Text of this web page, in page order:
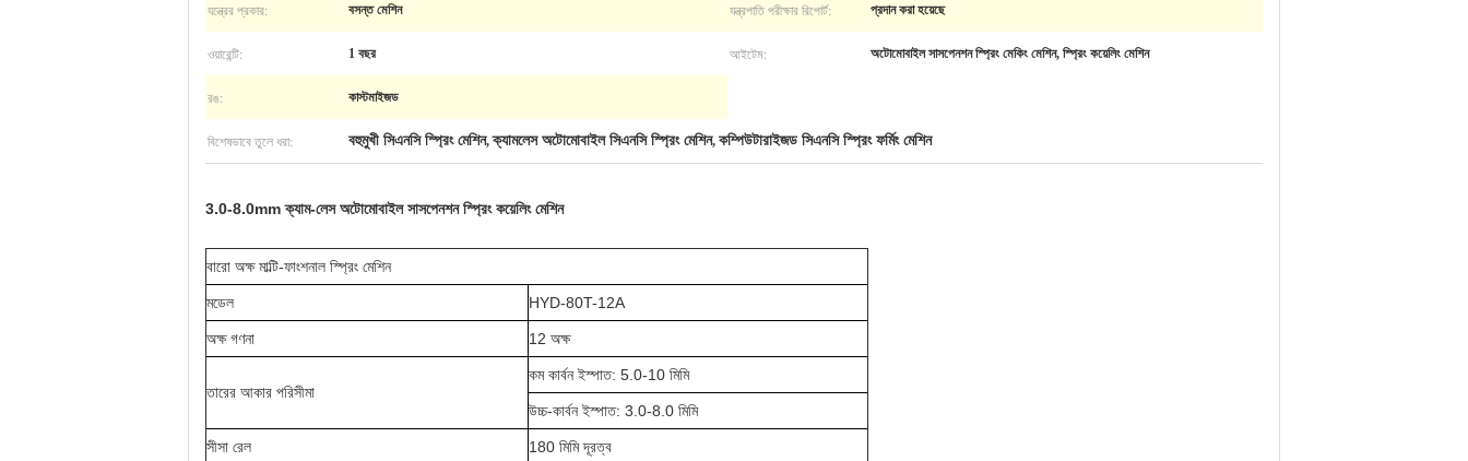
যন্ত্রের প্রকার: বসন্ত মেশিন যন্ত্রপাতি পরীক্ষার রিপোর্ট: প্রদান করা হয়েছে
ওয়ারেন্টি: 1 বছর আইটেম: অটোমোবাইল সাসপেনশন স্প্রিং মেকিং মেশিন, স্প্রিং কয়েলিং মেশিন
রঙ: কাস্টমাইজড
বিশেষভাবে তুলে ধরা: বহুমুখী সিএনসি স্প্রিং মেশিন,ক্যামলেস অটোমোবাইল সিএনসি স্প্রিং মেশিন, কম্পিউটারাইজড সিএনসি স্প্রিং ফর্মিং মেশিন
3.0-8.0mm ক্যাম-লেস অটোমোবাইল সাসপেনশন স্প্রিং কয়েলিং মেশিন
বারো অক্ষ মাল্টি-ফাংশনাল স্প্রিং মেশিন
মডেল HYD-80T-12A
অক্ষ গণনা 12 অক্ষ
তারের আকার পরিসীমা
কম কার্বন ইস্পাত: 5.0-10 মিমি
উচ্চ-কার্বন ইস্পাত: 3.0-8.0 মিমি
সীসা রেল 180 মিমি দূরত্ব